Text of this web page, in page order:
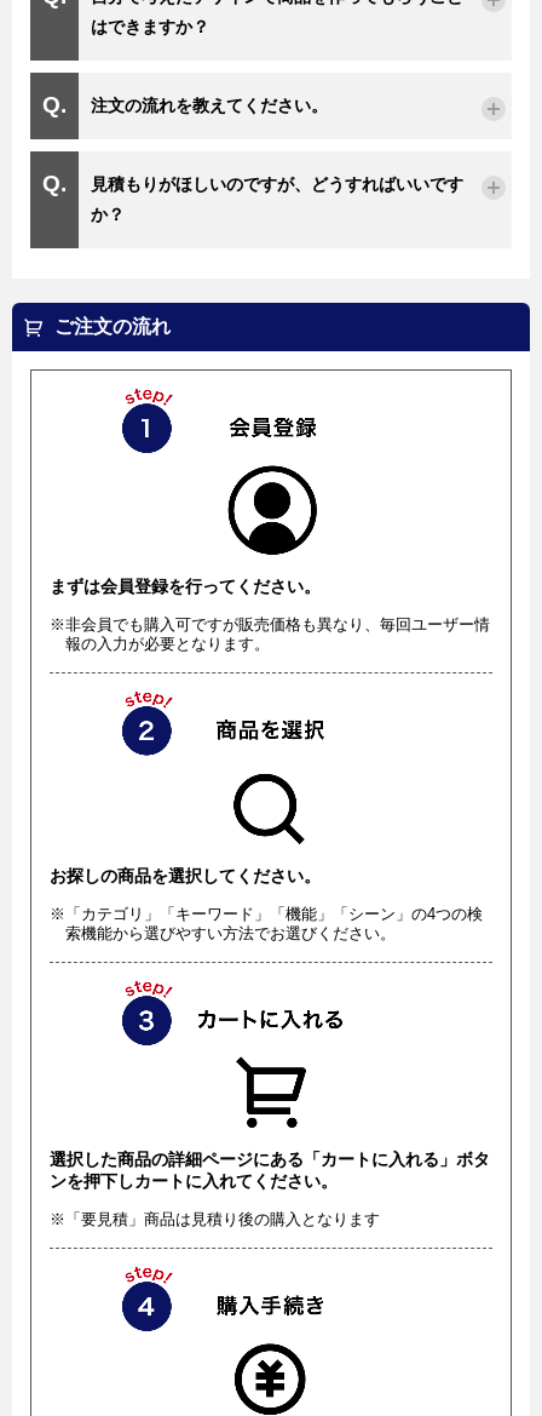
はできますか？
注文の流れを教えてください。
見積もりがほしいのですが、どうすればいいです
か？
ご注文の流れ
まずは会員登録を行ってください。
※非会員でも購入可ですが販売価格も異なり、毎回ユーザー情
報の入力が必要となります。
お探しの商品を選択してください。
※「カテゴリ」「キーワード」「機能」「シーン」の4つの検
索機能から選びやすい方法でお選びください。
選択した商品の詳細ページにある「カートに入れる」ボタ
ンを押下しカートに入れてください。
※「要見積」商品は見積り後の購入となります